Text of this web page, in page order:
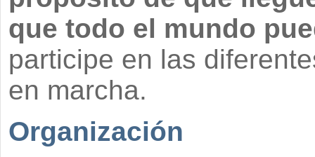
que todo el mundo
participe en las
en marcha.
Organización